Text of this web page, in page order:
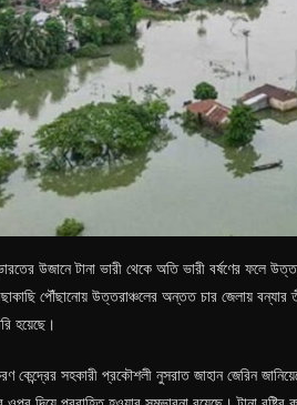
উজানে টানা ভারী থেকে অতি ভারী বর্ষণের ফলে
পৌঁছানোয় উত্তরাঞ্চলের অন্তত চার জেলায়
হয়েছে।
কেন্দ্রের সহকারী প্রকৌশলী নুসরাত জাহান জেরিন